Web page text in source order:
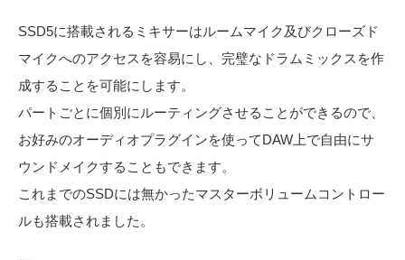
SSD5に搭載されるミキサーはルームマイク及びクローズド
マイクへのアクセスを容易にし、完璧なドラムミックスを作
成することを可能にします。
パートごとに個別にルーティングさせることができるので、
お好みのオーディオプラグインを使ってDAW上で自由にサ
ウンドメイクすることもできます。
これまでのSSDには無かったマスターボリュームコントロー
ルも搭載されました。